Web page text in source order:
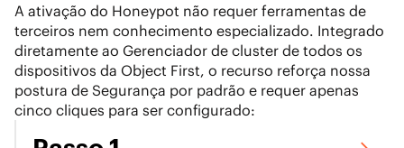
A ativação do Honeypot não requer ferramentas de
terceiros nem conhecimento especializado. Integrado
diretamente ao Gerenciador de cluster de todos os
dispositivos da Object First, o recurso reforça nossa
postura de Segurança por padrão e requer apenas
cinco cliques para ser configurado: